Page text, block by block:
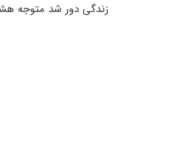
زندگی دور شد متوجه